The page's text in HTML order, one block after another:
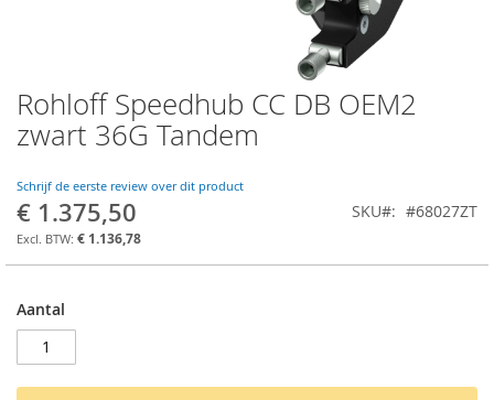
Rohloff Speedhub CC DB OEM2
zwart 36G Tandem
Schrijf de eerste review over dit product
€ 1.375,50
€ 1.136,78
SKU #68027ZT
Aantal
Ga
naar
het
van
de
afbeeldingen-